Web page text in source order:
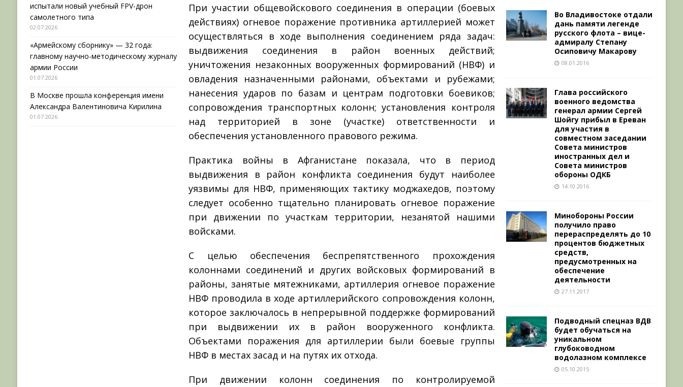
При участии общевойскового соединения в операции (боевых
действиях) огневое поражение противника артиллерией может
осуществляться в ходе выполнения соединением ряда задач:
выдвижения соединения в район военных действий;
уничтожения незаконных вооруженных формирований (НВФ) и
овладения назначенными районами, объектами и рубежами;
нанесения ударов по базам и центрам подготовки боевиков;
сопровождения транспортных колонн; установления контроля
над территорией в зоне (участке) ответственности и
обеспечения установленного правового режима.
Практика войны в Афганистане показала, что в период
выдвижения в район конфликта соединения будут наиболее
уязвимы для НВФ, применяющих тактику моджахедов, поэтому
следует особенно тщательно планировать огневое поражение
при движении по участкам территории, незанятой нашими
войсками.
С целью обеспечения беспрепятственного прохождения
колоннами соединений и других войсковых формирований в
районы, занятые мятежниками, артиллерия огневое поражение
НВФ проводила в ходе артиллерийского сопровождения колонн,
которое заключалось в непрерывной поддержке формирований
при выдвижении их в район вооруженного конфликта.
Объектами поражения для артиллерии были боевые группы
НВФ в местах засад и на путях их отхода.
При движении колонн соединения по контролируемой
испытали новый учебный FPV-дрон
самолетного типа
02.07.2026
«Армейскому сборнику» — 32 года:
главному научно-методическому журналу
армии России
01.07.2026
В Москве прошла конференция имени
Александра Валентиновича Кирилина
01.07.2026
Во Владивостоке отдали
дань памяти легенде
русского флота – вице-
адмиралу Степану
Осиповичу Макарову
08.01.2016
Глава российского
военного ведомства
генерал армии Сергей
Шойгу прибыл в Ереван
для участия в
совместном заседании
Совета министров
иностранных дел и
Совета министров
обороны ОДКБ
14.10.2016
Минобороны России
получило право
перераспределять до 10
процентов бюджетных
средств,
предусмотренных на
обеспечение
деятельности
27.11.2017
Подводный спецназ ВДВ
будет обучаться на
уникальном
глубоководном
водолазном комплексе
05.10.2015